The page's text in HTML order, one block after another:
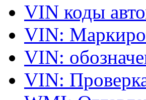
VIN коды
VIN:
VIN:
VIN: